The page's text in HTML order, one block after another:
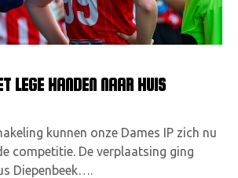
LEGE HANDEN NAAR HUIS
kunnen onze Dames IP zich nu
competitie. De verplaatsing ging
Diepenbeek….